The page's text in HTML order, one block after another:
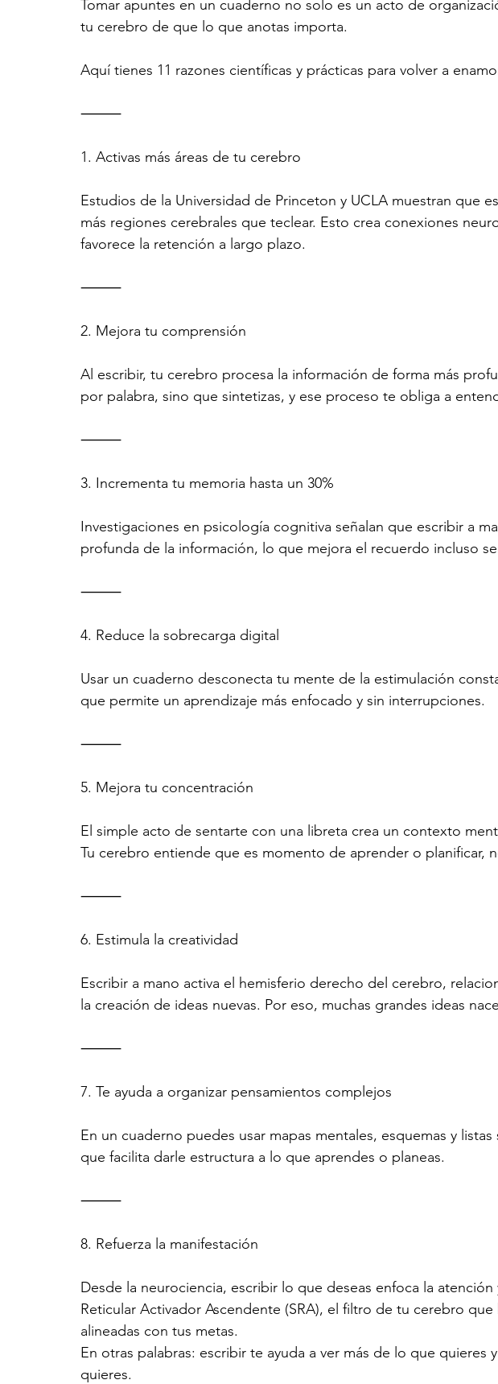
Tomar apuntes en un cuaderno no solo es un acto de
tu cerebro de que lo que anotas importa.
Aquí tienes 11 razones científicas y prácticas para volver a
⸻
1. Activas más áreas de tu cerebro
Estudios de la Universidad de Princeton y UCLA muestran que
más regiones cerebrales que teclear. Esto crea conexiones
favorece la retención a largo plazo.
⸻
2. Mejora tu comprensión
Al escribir, tu cerebro procesa la información de forma más
por palabra, sino que sintetizas, y ese proceso te obliga a
⸻
3. Incrementa tu memoria hasta un 30%
Investigaciones en psicología cognitiva señalan que escribir a
profunda de la información, lo que mejora el recuerdo incluso
⸻
4. Reduce la sobrecarga digital
Usar un cuaderno desconecta tu mente de la estimulación
que permite un aprendizaje más enfocado y sin interrupciones.
⸻
5. Mejora tu concentración
El simple acto de sentarte con una libreta crea un contexto
Tu cerebro entiende que es momento de aprender o planificar,
⸻
6. Estimula la creatividad
Escribir a mano activa el hemisferio derecho del cerebro,
la creación de ideas nuevas. Por eso, muchas grandes ideas
⸻
7. Te ayuda a organizar pensamientos complejos
En un cuaderno puedes usar mapas mentales, esquemas y
que facilita darle estructura a lo que aprendes o planeas.
⸻
8. Refuerza la manifestación
Desde la neurociencia, escribir lo que deseas enfoca la atención
Reticular Activador Ascendente (SRA), el filtro de tu cerebro
alineadas con tus metas.
En otras palabras: escribir te ayuda a ver más de lo que quieres
quieres.